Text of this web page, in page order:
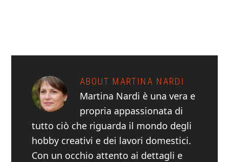
ABOUT MARTINA NARDI
Martina Nardi è una vera e
propria appassionata di
tutto ciò che riguarda il mondo degli
hobby creativi e dei lavori domestici.
Con un occhio attento ai dettagli e